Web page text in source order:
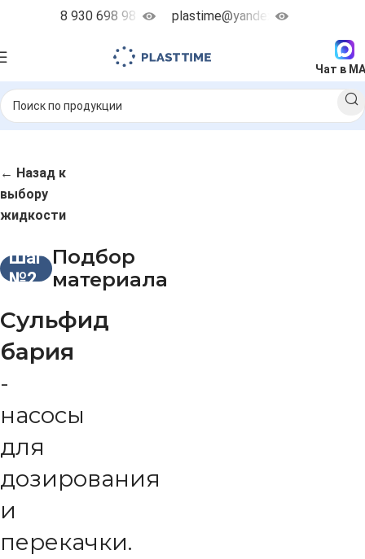
8 930 698 98 38 plastime@yandex.ru
Чат в
← Назад к
выбору
жидкости
Шаг
№2
Подбор
материала
Сульфид
бария
-
насосы
для
дозирования
и
перекачки.